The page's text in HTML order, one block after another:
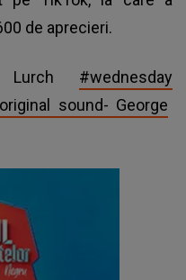
de aprecieri.
#wednesday
sound- George